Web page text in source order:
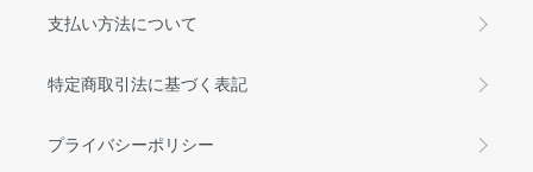
支払い方法について
特定商取引法に基づく表記
プライバシーポリシー